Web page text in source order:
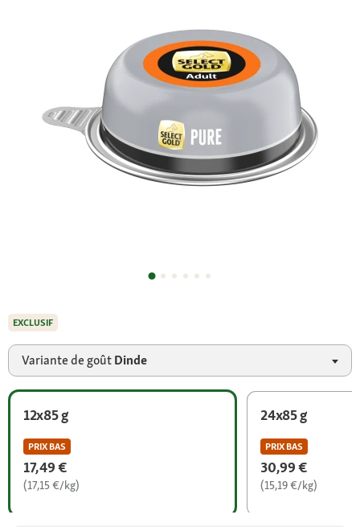
Variante de goûtDinde
12x85 g
PRIX BAS
17,49 €
(17,15 €/kg)
24x85 g
PRIX BAS
30,99 €
(15,19 €/kg)
EXCLUSIF